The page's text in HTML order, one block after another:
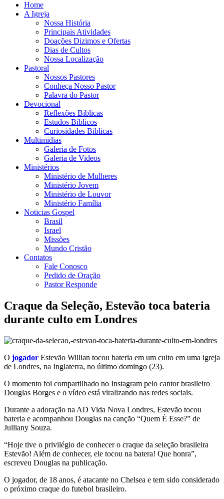
Home
A Igreja
Nossa História
Principais Atividades
Doações Dizimos e Ofertas
Dias de Cultos
Nossa Localização
Pastoral
Nossos Pastores
Conheça Nosso Pastor
Palavra do Pastor
Devocional
Reflexões Biblicas
Estudos Biblicos
Curiosidades Biblicas
Multimidias
Galeria de Fotos
Galeria de Videos
Ministérios
Ministério de Mulheres
Ministério Jovem
Ministério de Louvor
Ministério Família
Noticias Gospel
Brasil
Israel
Missões
Mundo Cristão
Contatos
Fale Conosco
Pedido de Oração
Pastor Responde
Craque da Seleção, Estevão toca bateria
durante culto em Londres
O jogador Estevão Willian tocou bateria em um culto em uma igreja
de Londres, na Inglaterra, no último domingo (23).
O momento foi compartilhado no Instagram pelo cantor brasileiro
Douglas Borges e o vídeo está viralizando nas redes sociais.
Durante a adoração na AD Vida Nova Londres, Estevão tocou
bateria e acompanhou Douglas na canção “Quem É Esse?” de
Julliany Souza.
“Hoje tive o privilégio de conhecer o craque da seleção brasileira
Estevão! Além de conhecer, ele tocou na batera! Que honra”,
escreveu Douglas na publicação.
O jogador, de 18 anos, é atacante no Chelsea e tem sido considerado
o próximo craque do futebol brasileiro.